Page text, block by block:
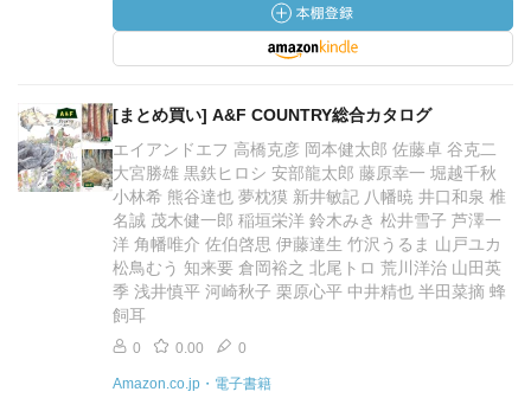
[まとめ買い] A&F COUNTRY総合カタログ
エイアンドエフ 高橋克彦 岡本健太郎 佐藤卓 谷克二
大宮勝雄 黒鉄ヒロシ 安部龍太郎 藤原幸一 堀越千秋
小林希 熊谷達也 夢枕獏 新井敏記 八幡暁 井口和泉 椎
名誠 茂木健一郎 稲垣栄洋 鈴木みき 松井雪子 芦澤一
洋 角幡唯介 佐伯啓思 伊藤達生 竹沢うるま 山戸ユカ
松鳥むう 知来要 倉岡裕之 北尾トロ 荒川洋治 山田英
季 浅井慎平 河崎秋子 栗原心平 中井精也 半田菜摘 蜂
飼耳
0 0.00 0
Amazon.co.jp・電子書籍